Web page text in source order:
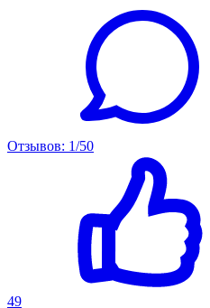
Отзывов: 1/50
49